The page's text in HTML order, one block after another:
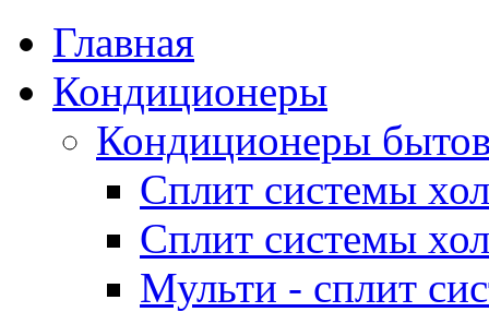
Главная
Кондиционеры
Кондиционеры
Сплит системы
Сплит системы
Мульти - сплит